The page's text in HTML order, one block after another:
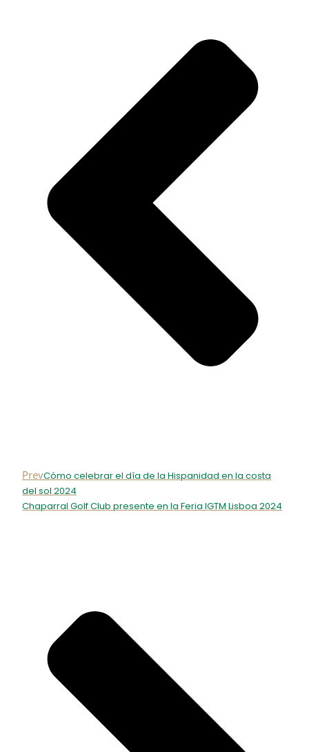
PrevCómo celebrar el día de la Hispanidad en la costa
del sol 2024
Chaparral Golf Club presente en la Feria IGTM Lisboa 2024